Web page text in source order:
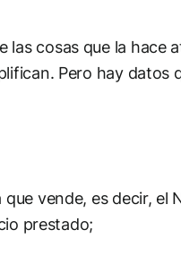
las cosas que la hace
Pero hay datos
vende, es decir, el
prestado;